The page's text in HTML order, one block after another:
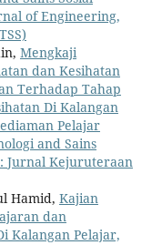
of Engineering,
Mengkaji
dan Kesihatan
Terhadap Tahap
Di Kalangan
Pelajar
and Sains
Jurnal Kejuruteraan
Hamid, Kajian
dan
Kalangan Pelajar,